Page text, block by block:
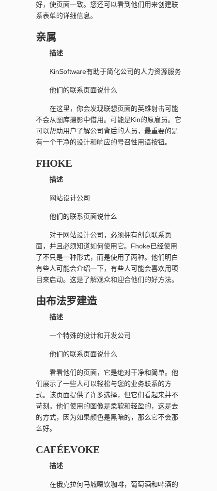
好，使页面一致。您还可以看到他们用来创建联
系表单的详细信息。
亲属
描述
KinSoftware有助于简化公司的人力资源服务
他们的联系页面说什么
在这里，你会发现联想页面的英雄射击可能
不会从图库摄影中借用。可能是Kin的原雇员。它
可以帮助用户了解公司背后的人员，最重要的是
有一个干净的设计和响应的号召性用语按钮。
FHOKE
描述
网站设计公司
他们的联系页面说什么
对于网站设计公司，必须拥有创意联系页
面，并且必须知道如何使用它。Fhoke已经使用
了不只是一种形式，而是使用了两种。他们明白
有些人可能会介绍一下，有些人可能会喜欢用项
目来启动。这是了解观众和迎合他们的好方法。
由布法罗建造
描述
一个特殊的设计和开发公司
他们的联系页面说什么
看看他们的页面，它是绝对干净和简单。他
们展示了一些人可以轻松与您的业务联系的方
式。该页面提供了许多选择，但它们看起来并不
苛刻。他们使用的图像是柔软和轻盈的，这是去
的方式，因为如果颜色是黑暗的，那么它不会那
么好。
CAFÉEVOKE
描述
在俄克拉何马城啜饮咖啡，葡萄酒和啤酒的